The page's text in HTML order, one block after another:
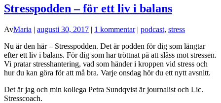
Stresspodden – för ett liv i balans
AvMaria | augusti 30, 2017 | 1 kommentar| podcast, stress
Nu är den här – Stresspodden. Det är podden för dig som längtar
efter ett liv i balans. För dig som har tröttnat på att slåss mot stressen.
Vi pratar stresshantering, vad som händer i kroppen vid stress och
hur du kan göra för att må bra. Varje onsdag hör du ett nytt avsnitt.
Det är jag och min kollega Petra Sundqvist är journalist och Lic.
Stresscoach.